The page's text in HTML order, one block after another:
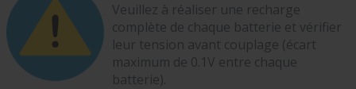
Veuillez à réaliser une recharge
complète de chaque batterie et vérifier
leur tension avant couplage (écart
maximum de 0.1V entre chaque
batterie).